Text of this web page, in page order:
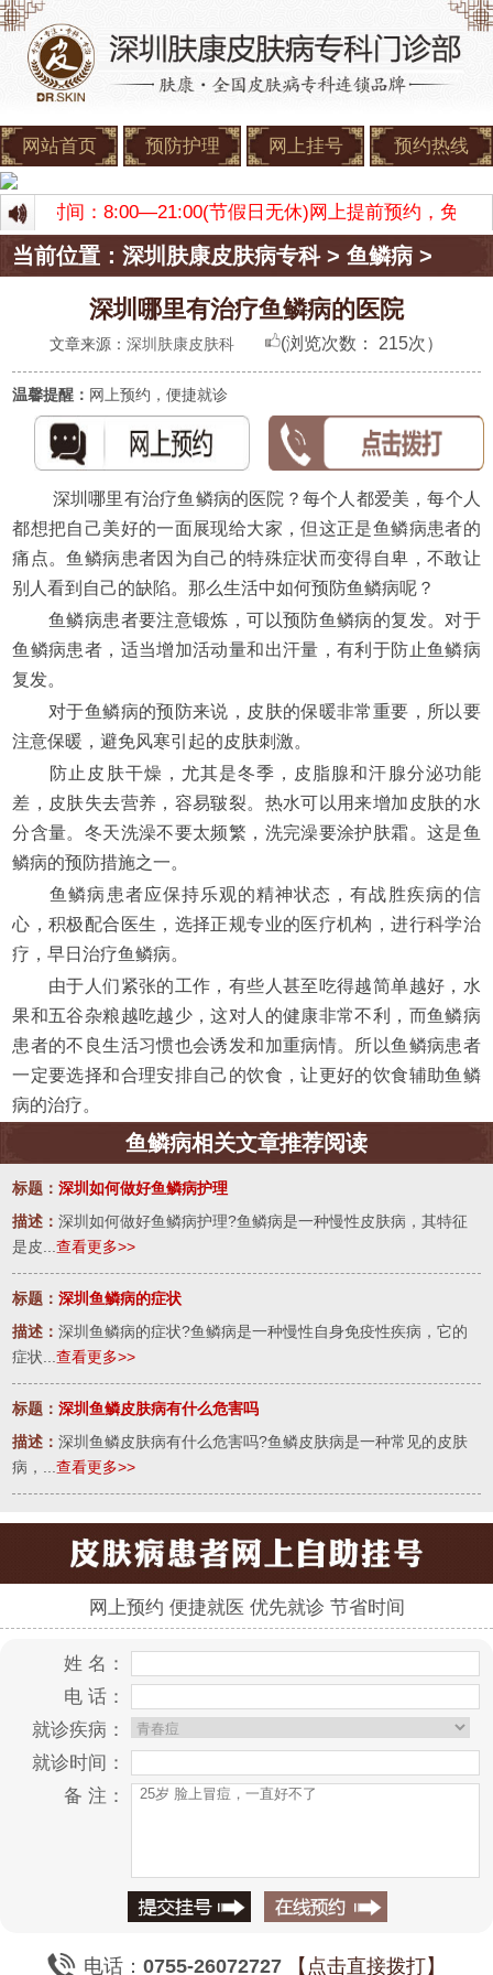
网站首页 预防护理 网上挂号 预约热线
门诊时间：8:00—21:00(节假日无休)网上提前预约，免排
当前位置：深圳肤康皮肤病专科>鱼鳞病 >
深圳哪里有治疗鱼鳞病的医院
文章来源： 深圳肤康皮肤科 (浏览次数： 215次）
温馨提醒： 网上预约，便捷就诊
深圳哪里有治疗鱼鳞病的医院？每个人都爱美，每个人
都想把自己美好的一面展现给大家，但这正是鱼鳞病患者的
痛点。鱼鳞病患者因为自己的特殊症状而变得自卑，不敢让
别人看到自己的缺陷。那么生活中如何预防鱼鳞病呢？
鱼鳞病患者要注意锻炼，可以预防鱼鳞病的复发。对于
鱼鳞病患者，适当增加活动量和出汗量，有利于防止鱼鳞病
复发。
对于鱼鳞病的预防来说，皮肤的保暖非常重要，所以要
注意保暖，避免风寒引起的皮肤刺激。
防止皮肤干燥，尤其是冬季，皮脂腺和汗腺分泌功能
差，皮肤失去营养，容易皲裂。热水可以用来增加皮肤的水
分含量。冬天洗澡不要太频繁，洗完澡要涂护肤霜。这是鱼
鳞病的预防措施之一。
鱼鳞病患者应保持乐观的精神状态，有战胜疾病的信
心，积极配合医生，选择正规专业的医疗机构，进行科学治
疗，早日治疗鱼鳞病。
由于人们紧张的工作，有些人甚至吃得越简单越好，水
果和五谷杂粮越吃越少，这对人的健康非常不利，而鱼鳞病
患者的不良生活习惯也会诱发和加重病情。所以鱼鳞病患者
一定要选择和合理安排自己的饮食，让更好的饮食辅助鱼鳞
病的治疗。
鱼鳞病相关文章推荐阅读
标题：深圳如何做好鱼鳞病护理
描述：深圳如何做好鱼鳞病护理?鱼鳞病是一种慢性皮肤病，其特征
是皮...查看更多>>
标题：深圳鱼鳞病的症状
描述：深圳鱼鳞病的症状?鱼鳞病是一种慢性自身免疫性疾病，它的
症状...查看更多>>
标题：深圳鱼鳞皮肤病有什么危害吗
描述：深圳鱼鳞皮肤病有什么危害吗?鱼鳞皮肤病是一种常见的皮肤
病，...查看更多>>
网上预约 便捷就医 优先就诊 节省时间
姓 名：
电 话：
就诊疾病：
就诊时间：
备 注：
电话：0755-26072727 【点击直接拨打】